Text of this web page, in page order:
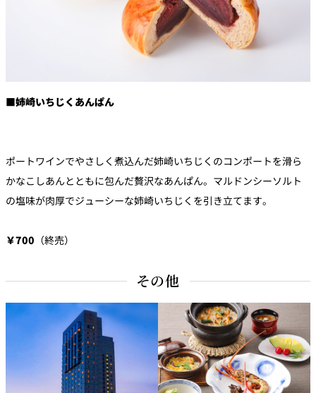
■姉崎いちじくあんぱん
ポートワインでやさしく煮込んだ姉崎いちじくのコンポートを滑ら
かなこしあんとともに包んだ贅沢なあんぱん。マルドンシーソルト
の塩味が肉厚でジューシーな姉崎いちじくを引き立てます。
￥700 （終売）
その他